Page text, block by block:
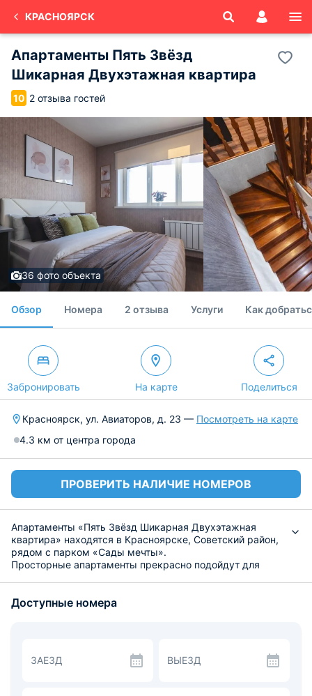
КРАСНОЯРСК
Апартаменты Пять Звёзд
Шикарная Двухэтажная квартира
10 2 отзыва гостей
36 фото объекта
Обзор Номера 2 отзыва Услуги Как
Забронировать На карте Поделиться
Красноярск, ул. Авиаторов, д. 23 — Посмотреть на карте
4.3 км от центра города
ПРОВЕРИТЬ НАЛИЧИЕ НОМЕРОВ
Апартаменты «Пять Звёзд Шикарная Двухэтажная
квартира» находятся в Красноярске, Советский район,
рядом с парком «Сады мечты».
Просторные апартаменты прекрасно подойдут для
отпуск по-настоящему приятным. Несколько комнат
панорамными окнами на город.
На кухне гости могут заниматься готовкой
Доступные номера
ЗАЕЗД ВЫЕЗД